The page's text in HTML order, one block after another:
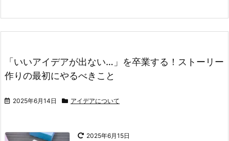
「いいアイデアが出ない…」を卒業する！ストーリー
作りの最初にやるべきこと
2025年6月14日 アイデアについて
2025年6月15日